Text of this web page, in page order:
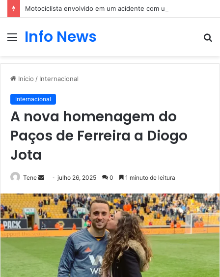
Motociclista envolvido em um acidente com um carro
Menu
Info News
Início / Internacional
Internacional
A nova homenagem do
Paços de Ferreira a Diogo
Jota
Tene
Mande
e-
mail
julho 26, 2025 0 1 minuto de leitura